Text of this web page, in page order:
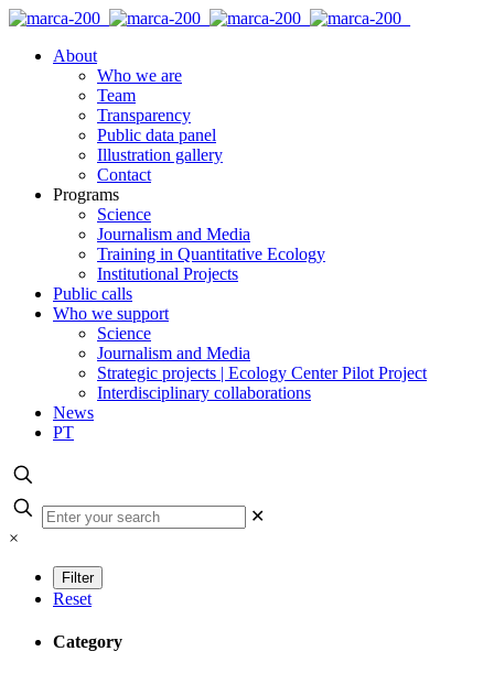
About
Who we are
Team
Transparency
Public data panel
Illustration gallery
Contact
Programs
Science
Journalism and Media
Training in Quantitative Ecology
Institutional Projects
Public calls
Who we support
Science
Journalism and Media
Strategic projects | Ecology Center Pilot Project
Interdisciplinary collaborations
News
PT
✕
×
Reset
Category